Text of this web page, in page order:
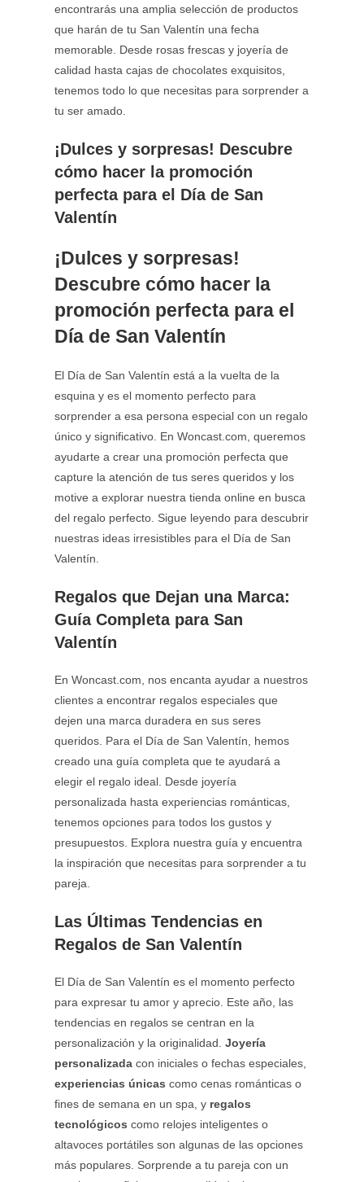
encontrarás una amplia selección de productos
que harán de tu San Valentín una fecha
memorable. Desde rosas frescas y joyería de
calidad hasta cajas de chocolates exquisitos,
tenemos todo lo que necesitas para sorprender a
tu ser amado.
¡Dulces y sorpresas! Descubre
cómo hacer la promoción
perfecta para el Día de San
Valentín
¡Dulces y sorpresas!
Descubre cómo hacer la
promoción perfecta para el
Día de San Valentín
El Día de San Valentín está a la vuelta de la
esquina y es el momento perfecto para
sorprender a esa persona especial con un regalo
único y significativo. En Woncast.com, queremos
ayudarte a crear una promoción perfecta que
capture la atención de tus seres queridos y los
motive a explorar nuestra tienda online en busca
del regalo perfecto. Sigue leyendo para descubrir
nuestras ideas irresistibles para el Día de San
Valentín.
Regalos que Dejan una Marca:
Guía Completa para San
Valentín
En Woncast.com, nos encanta ayudar a nuestros
clientes a encontrar regalos especiales que
dejen una marca duradera en sus seres
queridos. Para el Día de San Valentín, hemos
creado una guía completa que te ayudará a
elegir el regalo ideal. Desde joyería
personalizada hasta experiencias románticas,
tenemos opciones para todos los gustos y
presupuestos. Explora nuestra guía y encuentra
la inspiración que necesitas para sorprender a tu
pareja.
Las Últimas Tendencias en
Regalos de San Valentín
El Día de San Valentín es el momento perfecto
para expresar tu amor y aprecio. Este año, las
tendencias en regalos se centran en la
personalización y la originalidad.Joyería
personalizada con iniciales o fechas especiales,
experiencias únicas como cenas románticas o
fines de semana en un spa, y regalos
tecnológicos como relojes inteligentes o
altavoces portátiles son algunas de las opciones
más populares. Sorprende a tu pareja con un